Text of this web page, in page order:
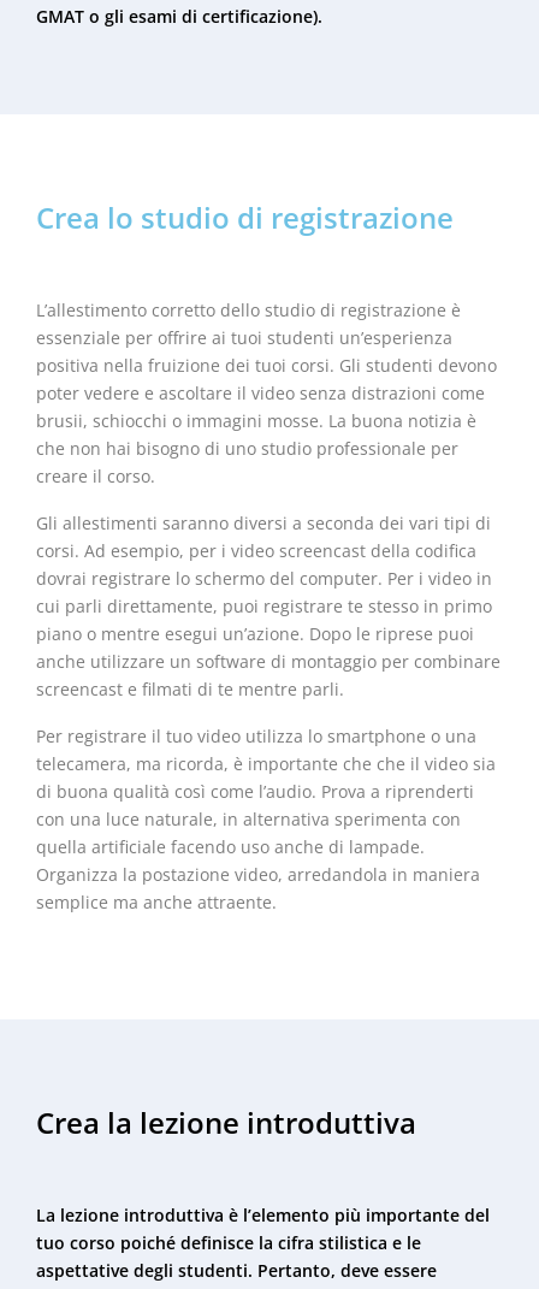
GMAT o gli esami di certificazione).
Crea lo studio di registrazione
L’allestimento corretto dello studio di registrazione è
essenziale per offrire ai tuoi studenti un’esperienza
positiva nella fruizione dei tuoi corsi. Gli studenti devono
poter vedere e ascoltare il video senza distrazioni come
brusii, schiocchi o immagini mosse. La buona notizia è
che non hai bisogno di uno studio professionale per
creare il corso.
Gli allestimenti saranno diversi a seconda dei vari tipi di
corsi. Ad esempio, per i video screencast della codifica
dovrai registrare lo schermo del computer. Per i video in
cui parli direttamente, puoi registrare te stesso in primo
piano o mentre esegui un’azione. Dopo le riprese puoi
anche utilizzare un software di montaggio per combinare
screencast e filmati di te mentre parli.
Per registrare il tuo video utilizza lo smartphone o una
telecamera, ma ricorda, è importante che che il video sia
di buona qualità così come l’audio. Prova a riprenderti
con una luce naturale, in alternativa sperimenta con
quella artificiale facendo uso anche di lampade.
Organizza la postazione video, arredandola in maniera
semplice ma anche attraente.
Crea la lezione introduttiva
La lezione introduttiva è l’elemento più importante del
tuo corso poiché definisce la cifra stilistica e le
aspettative degli studenti. Pertanto, deve essere